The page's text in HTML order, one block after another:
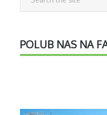
POLUB NAS NA